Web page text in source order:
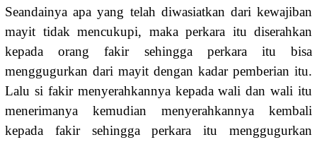
Seandainya apa yang telah diwasiatkan dari kewajiban
mayit tidak mencukupi, maka perkara itu diserahkan
kepada orang fakir sehingga perkara itu bisa
menggugurkan dari mayit dengan kadar pemberian itu.
Lalu si fakir menyerahkannya kepada wali dan wali itu
menerimanya kemudian menyerahkannya kembali
kepada fakir sehingga perkara itu menggugurkan